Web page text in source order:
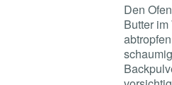
Den
Butter